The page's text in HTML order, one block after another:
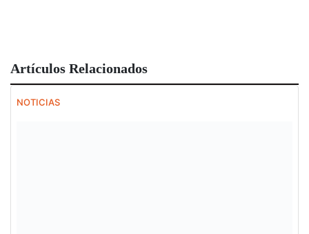
Artículos Relacionados
NOTICIAS